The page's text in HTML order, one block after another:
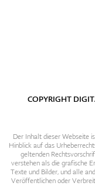
COPYRIGHT
Der Inhalt dieser Webseite
Hinblick auf das
geltenden
verstehen als die grafische
Texte und Bilder, und alle
Veröffentlichen oder